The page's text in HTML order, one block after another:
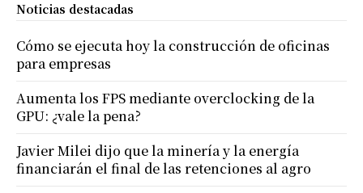
Noticias destacadas
Cómo se ejecuta hoy la construcción de oficinas
para empresas
Aumenta los FPS mediante overclocking de la
GPU: ¿vale la pena?
Javier Milei dijo que la minería y la energía
financiarán el final de las retenciones al agro